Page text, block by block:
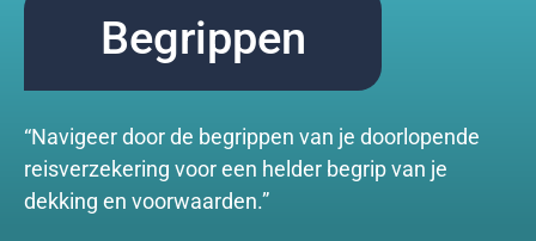
Begrippen
“Navigeer door de begrippen van je doorlopende
reisverzekering voor een helder begrip van je
dekking en voorwaarden.”